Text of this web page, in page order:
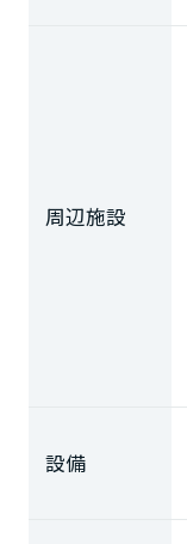
周辺施設
設備